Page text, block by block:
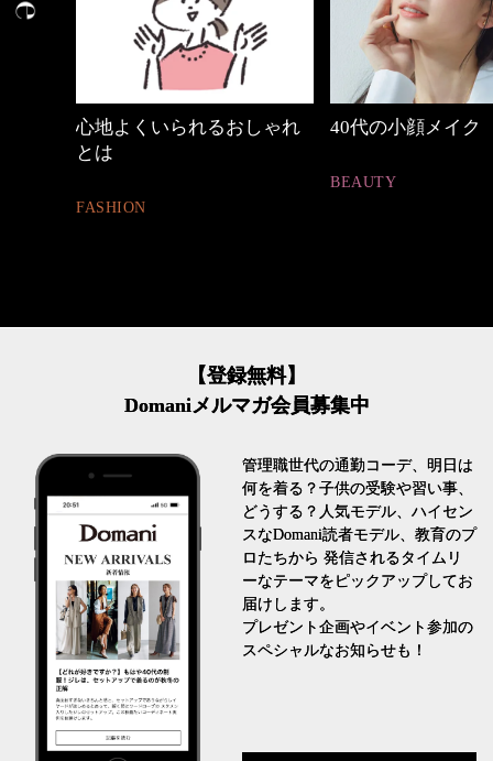
心地よくいられるおしゃれ
とは
FASHION
40代の小顔メイク
BEAUTY
【登録無料】
Domaniメルマガ会員募集中
管理職世代の通勤コーデ、明日は
何を着る？子供の受験や習い事、
どうする？人気モデル、ハイセン
スなDomani読者モデル、教育のプ
ロたちから 発信されるタイムリ
ーなテーマをピックアップしてお
届けします。
プレゼント企画やイベント参加の
スペシャルなお知らせも！